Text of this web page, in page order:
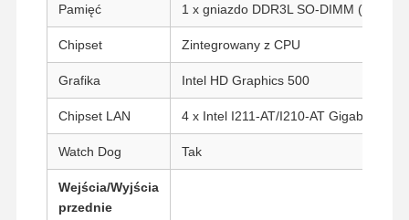
Pamięć 1 x gniazdo DDR3L SO-DIMM (do 8G,
Chipset Zintegrowany z CPU
Grafika Intel HD Graphics 500
Chipset LAN 4 x Intel I211-AT/I210-AT Gigabit LAN
Watch Dog Tak
Wejścia/Wyjścia
przednie